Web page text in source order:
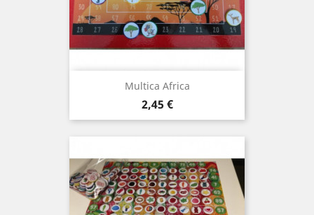
Multica Africa
Prix
2,45 €